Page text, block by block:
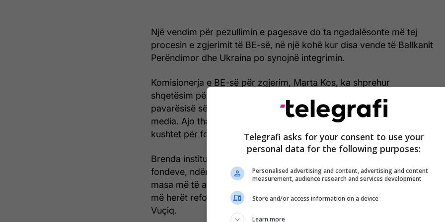
Një vendim për pezullimin e pagesave do ta ngadalësonte më tej
procesin e zgjerimit të BE-së, në një kohë kur disa vende të Ballkanit
Perëndimor dhe Ukraina po synojnë integrimin.
Komisionerja e BE-së për zgjerim, Marta Kos, ka shprehur
shqetësim për zhvillimet në Serbi, duke përmendur dobësimin e
pavarësisë së gjyqësorit, shtypjen e protestave dhe ndërhyrjet në
media. Ajo tha se Komisioni po vlerëson nëse Serbia i plotëson ende
kushtet për fondet e BE-së.
Brenda institucioneve të BE-së është rritur presioni për pezullimin e
fondeve, ndërsa disa zyrtarë kanë konfirmuar se po shqyrtohen
masa më të ashpra ndaj Beogradit. Bashkimi Evropian ka kritikuar
më herët reformat në drejtësi të qeverisë së presidentit Aleksandar
Vuçiq.
Telegrafi asks for your consent to use your
personal data for the following purposes:
Personalised advertising and content, advertising and content
measurement, audience research and services development
Store and/or access information on a device
Learn more